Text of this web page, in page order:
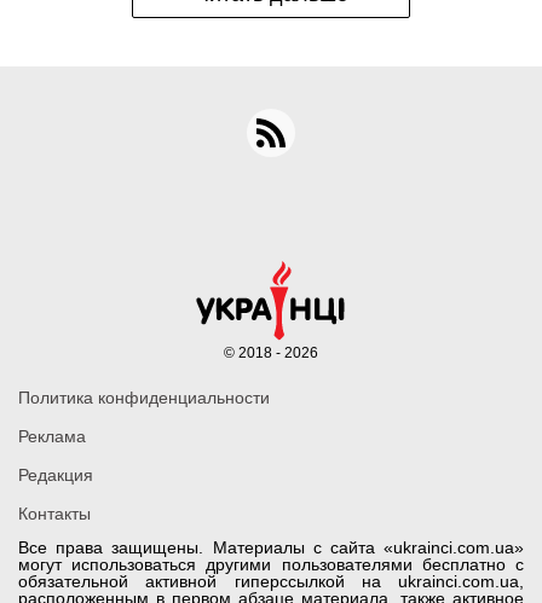
Все права защищены. Материалы с сайта «ukrainci.com.ua»
могут использоваться другими пользователями бесплатно с
обязательной активной гиперссылкой на ukrainci.com.ua,
расположенным в первом абзаце материала. также активное
Политика конфиденциальности
Реклама
Редакция
Контакты
© 2018 - 2026